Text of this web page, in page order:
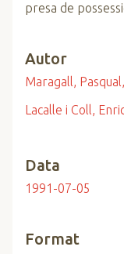
presa de
Autor
Maragall,
Lacalle i Coll,
Data
1991-07-05
Format